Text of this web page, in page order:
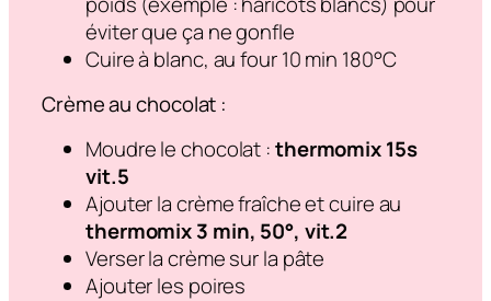
éviter que ça ne gonfle
Cuire à blanc, au four 10 min 180°C
Crème au chocolat :
Moudre le chocolat :thermomix 15s
vit.5
Ajouter la crème fraîche et cuire au
thermomix 3 min, 50°, vit.2
Verser la crème sur la pâte
Ajouter les poires